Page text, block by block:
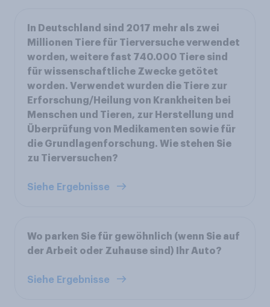
In Deutschland sind 2017 mehr als zwei
Millionen Tiere für Tierversuche verwendet
worden, weitere fast 740.000 Tiere sind
für wissenschaftliche Zwecke getötet
worden. Verwendet wurden die Tiere zur
Erforschung/Heilung von Krankheiten bei
Menschen und Tieren, zur Herstellung und
Überprüfung von Medikamenten sowie für
die Grundlagenforschung. Wie stehen Sie
zu Tierversuchen?
Siehe Ergebnisse
Wo parken Sie für gewöhnlich (wenn Sie auf
der Arbeit oder Zuhause sind) Ihr Auto?
Siehe Ergebnisse